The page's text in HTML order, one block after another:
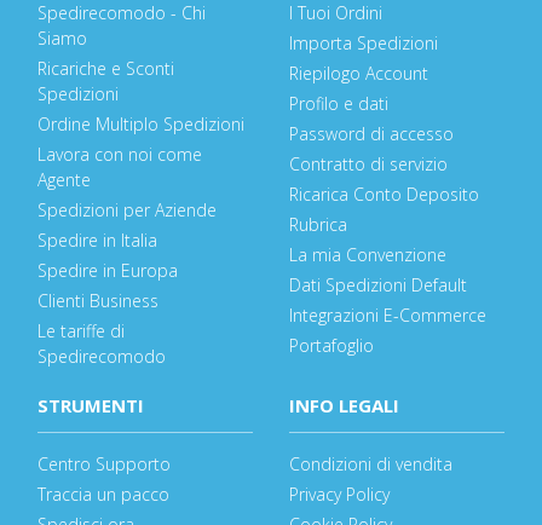
Spedirecomodo - Chi
Siamo
Ricariche e Sconti
Spedizioni
Ordine Multiplo Spedizioni
Lavora con noi come
Agente
Spedizioni per Aziende
Spedire in Italia
Spedire in Europa
Clienti Business
Le tariffe di
Spedirecomodo
I Tuoi Ordini
Importa Spedizioni
Riepilogo Account
Profilo e dati
Password di accesso
Contratto di servizio
Ricarica Conto Deposito
Rubrica
La mia Convenzione
Dati Spedizioni Default
Integrazioni E-Commerce
Portafoglio
STRUMENTI
Centro Supporto
Traccia un pacco
INFO LEGALI
Condizioni di vendita
Privacy Policy